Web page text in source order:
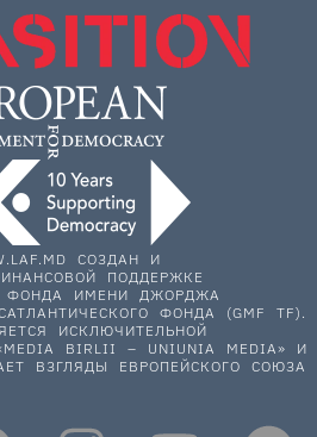
СОЗДАН И
ПОДДЕРЖКЕ
ФОНДА ИМЕНИ ДЖОРДЖА
ФОНДА (GMF TF).
ИСКЛЮЧИТЕЛЬНОЙ
BIRLII – UNIUNIA MEDIA» И
ВЗГЛЯДЫ ЕВРОПЕЙСКОГО СОЮЗА